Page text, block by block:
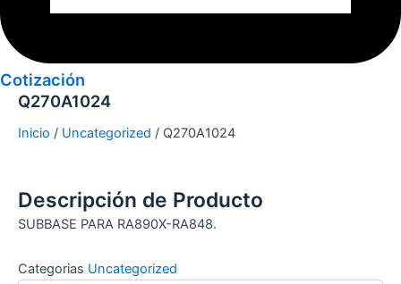
Cotización
Q270A1024
Inicio / Uncategorized / Q270A1024
Descripción de Producto
SUBBASE PARA RA890X-RA848.
Categorias Uncategorized